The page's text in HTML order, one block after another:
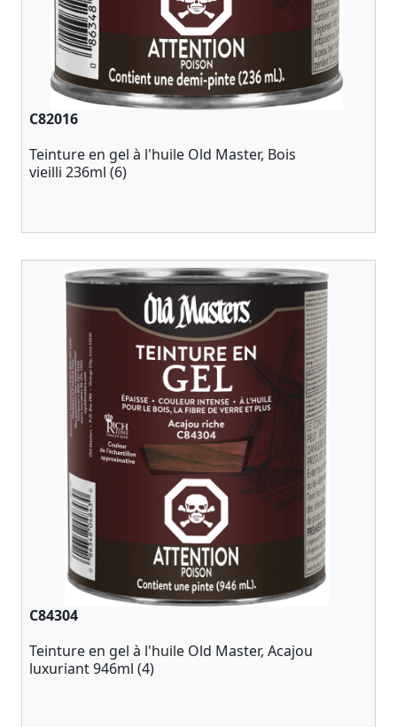
C82016
Teinture en gel à l'huile Old Master, Bois
vieilli 236ml (6)
C84304
Teinture en gel à l'huile Old Master, Acajou
luxuriant 946ml (4)